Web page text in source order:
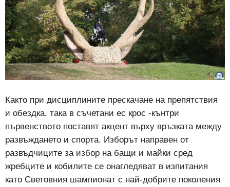
Както при дисциплините прескачане на препятствия
и обездка, така в съчетани ес крос -кънтри
първенството поставят акцент върху връзката между
развъждането и спорта. Изборът направен от
развъдчиците за избор на бащи и майки сред
жребците и кобилите се онагледяват в изпитания
като Световния шампионат с най-добрите поколения